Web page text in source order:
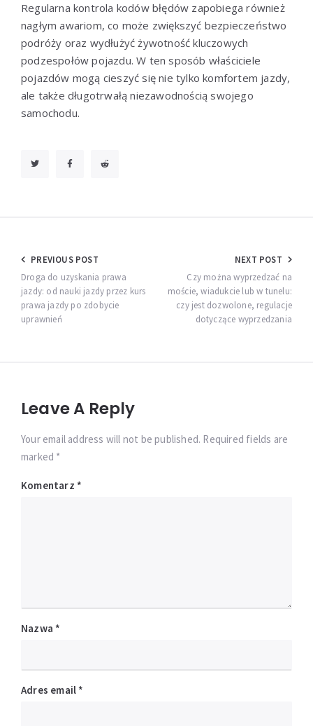
Regularna kontrola kodów błędów zapobiega również
nagłym awariom, co może zwiększyć bezpieczeństwo
podróży oraz wydłużyć żywotność kluczowych
podzespołów pojazdu. W ten sposób właściciele
pojazdów mogą cieszyć się nie tylko komfortem jazdy,
ale także długotrwałą niezawodnością swojego
samochodu.
Nawigacja
wpisu
PREVIOUS POST
Droga do uzyskania prawa
jazdy: od nauki jazdy przez kurs
prawa jazdy po zdobycie
uprawnień
NEXT POST
Czy można wyprzedzać na
moście, wiadukcie lub w tunelu:
czy jest dozwolone, regulacje
dotyczące wyprzedzania
Leave A Reply
Your email address will not be published. Required fields are
marked *
Komentarz *
Nazwa *
Adres email *